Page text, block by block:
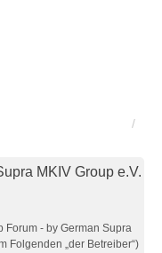
MKIV Group e.V.
Forum - by German Supra
Folgenden „der Betreiber“)